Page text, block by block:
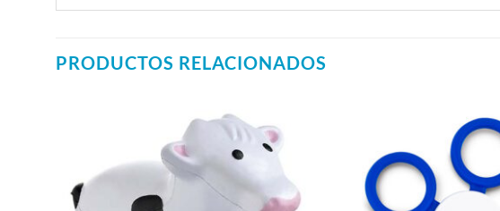
PRODUCTOS RELACIONADOS